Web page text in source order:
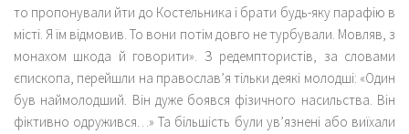
то пропонували йти до Костельника і брати будь-яку парафію в
місті. Я їм відмовив. То вони потім довго не турбували. Мовляв, з
монахом шкода й говорити». З редемптористів, за словами
єпископа, перейшли на православ’я тільки деякі молодші: «Один
був наймолодший. Він дуже боявся фізичного насильства. Він
фіктивно одружився…» Та більшість були ув’язнені або виїхали